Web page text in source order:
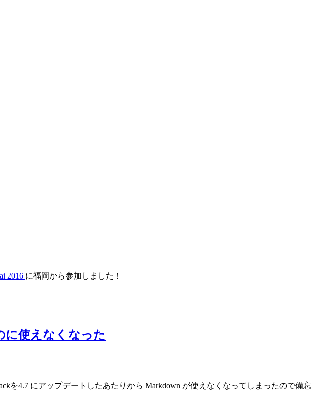
2016 に福岡から参加しました！
に使えなくなった
を4.7 にアップデートしたあたりから Markdown が使えなくなってしまったので備忘